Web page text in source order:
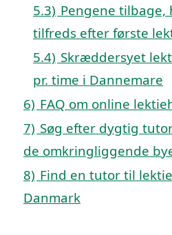
5.3) Pengene tilbage,
tilfreds efter første
5.4) Skræddersyet
pr. time i Dannemare
6) FAQ om online
7) Søg efter dygtig
de omkringliggende
8) Find en tutor til
Danmark